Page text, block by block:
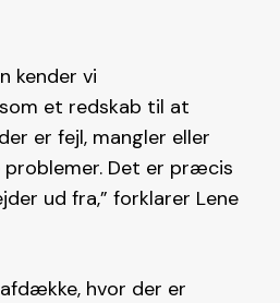
kender vi
et redskab til at
er fejl, mangler eller
Det er præcis
ud fra,” forklarer Lene
hvor der er